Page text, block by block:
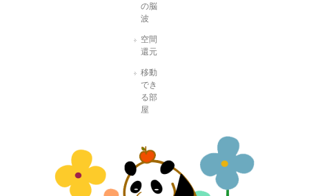
の脳
波
空間
還元
移動
でき
る部
屋